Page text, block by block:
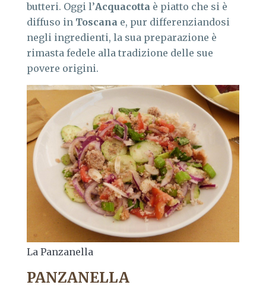
butteri. Oggi l’Acquacotta è piatto che si è
diffuso in Toscana e, pur differenziandosi
negli ingredienti, la sua preparazione è
rimasta fedele alla tradizione delle sue
povere origini.
La Panzanella
PANZANELLA